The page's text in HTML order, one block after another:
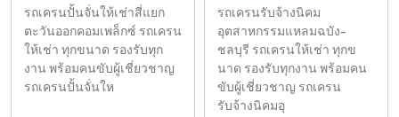
รถเครนปั้นจั่นให้เช่าสี่แยก
ตะวันออกคอมเพล็กซ์ รถเครน
ให้เช่า ทุกขนาด รองรับทุก
งาน พร้อมคนขับผู้เชี่ยวชาญ
รถเครนปั้นจั่นให
รถเครนรับจ้างนิคม
อุตสาหกรรมแหลมฉบัง-
ชลบุรี รถเครนให้เช่า ทุกข
นาด รองรับทุกงาน พร้อมคน
ขับผู้เชี่ยวชาญ รถเครน
รับจ้างนิคมอุ